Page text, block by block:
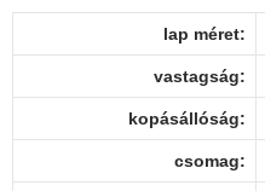
lap méret:
vastagság:
kopásállóság:
csomag: